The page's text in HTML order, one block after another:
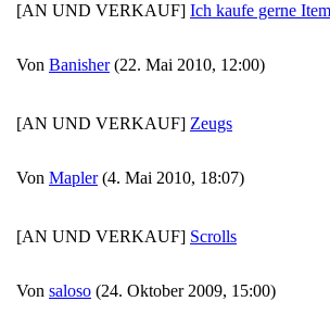
[AN UND VERKAUF] Ich kaufe gerne
Von Banisher(22. Mai 2010, 12:00)
[AN UND VERKAUF] Zeugs
Von Mapler(4. Mai 2010, 18:07)
[AN UND VERKAUF] Scrolls
Von saloso (24. Oktober 2009, 15:00)